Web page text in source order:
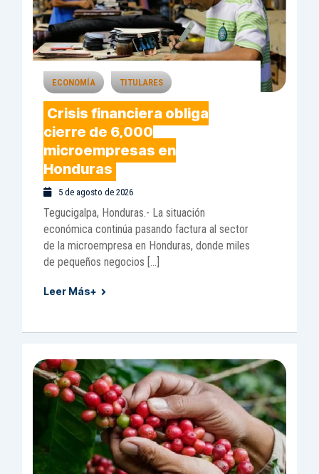
ECONOMÍA TITULARES
Crisis financiera obliga
cierre de 6,000
microempresas en
Honduras
5 de agosto de 2026
Tegucigalpa, Honduras.- La situación
económica continúa pasando factura al sector
de la microempresa en Honduras, donde miles
de pequeños negocios […]
Leer Más+